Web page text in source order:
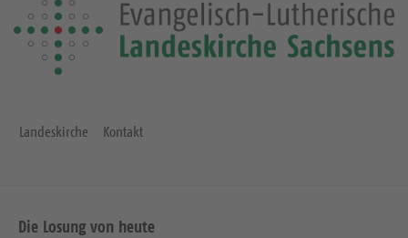
Landeskirche Kontakt
Die Losung von heute